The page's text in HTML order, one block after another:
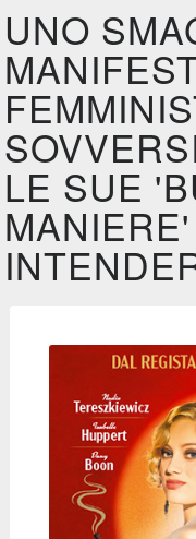
UNO
LE SUE